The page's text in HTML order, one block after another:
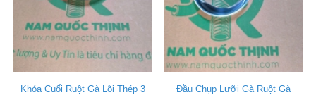
Khóa Cuối Ruột Gà Lõi Thép 3
Đầu Chụp Lưỡi Gà Ruột Gà